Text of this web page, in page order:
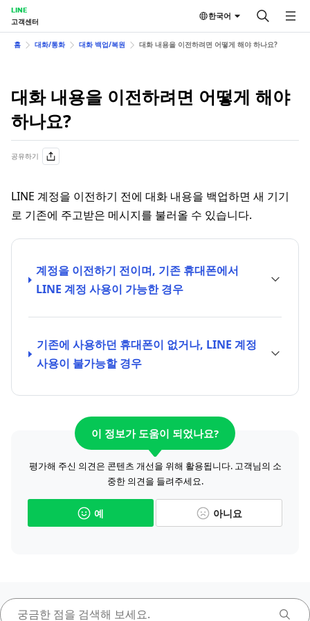
LINE
고객센터
한국어
홈 대화/통화 대화 백업/복원 대화 내용을 이전하려면 어떻게 해야 하나요?
대화 내용을 이전하려면 어떻게 해야
하나요?
공유하기
LINE 계정을 이전하기 전에 대화 내용을 백업하면 새 기기
로 기존에 주고받은 메시지를 불러올 수 있습니다.
계정을 이전하기 전이며, 기존 휴대폰에서
LINE 계정 사용이 가능한 경우
기존에 사용하던 휴대폰이 없거나, LINE 계정
사용이 불가능할 경우
이 정보가 도움이 되었나요?
평가해 주신 의견은 콘텐츠 개선을 위해 활용됩니다. 고객님의 소
중한 의견을 들려주세요.
예 아니요